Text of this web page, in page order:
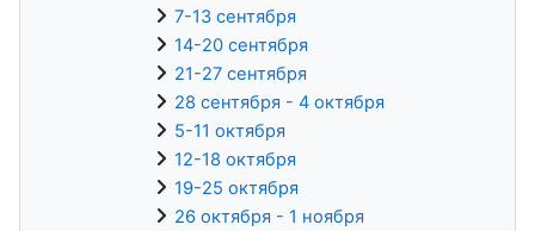
7-13 сентября
14-20 сентября
21-27 сентября
28 сентября - 4 октября
5-11 октября
12-18 октября
19-25 октября
26 октября - 1 ноября